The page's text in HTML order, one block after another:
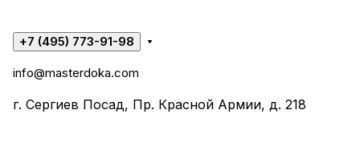
+7 (495) 773-91-98
info@masterdoka.com
г. Сергиев Посад, Пр. Красной Армии, д. 218